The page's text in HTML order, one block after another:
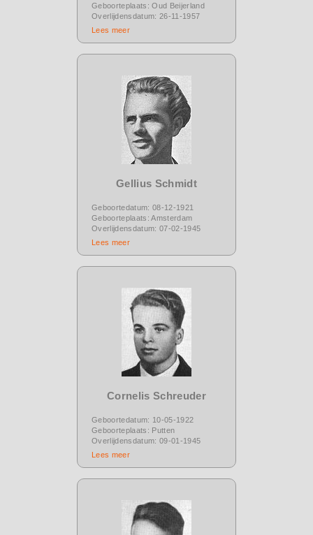
Geboorteplaats: Oud Beijerland
Overlijdensdatum: 26-11-1957
Lees meer
Gellius Schmidt
Geboortedatum: 08-12-1921
Geboorteplaats: Amsterdam
Overlijdensdatum: 07-02-1945
Lees meer
Cornelis Schreuder
Geboortedatum: 10-05-1922
Geboorteplaats: Putten
Overlijdensdatum: 09-01-1945
Lees meer